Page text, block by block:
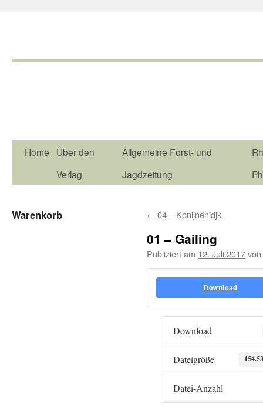
Home
Über den
Verlag
Allgemeine Forst- und
Jagdzeitung
← 04 – Konijnenidjk
01 – Gailing
Publiziert am 12. Juli 2017von
Download
Download
Dateigröße
Datei-Anzahl
Warenkorb